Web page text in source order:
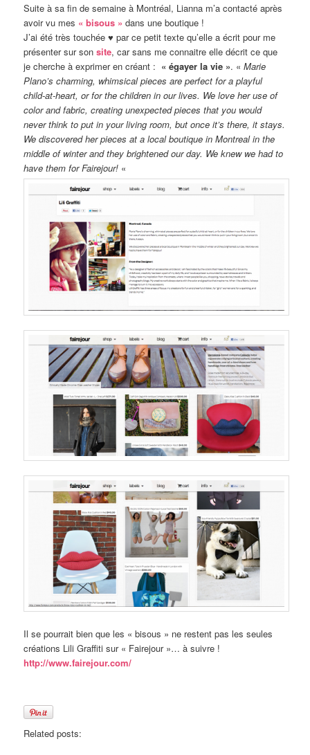
Suite à sa fin de semaine à Montréal, Lianna m’a contacté après
avoir vu mes « bisous » dans une boutique !
J’ai été très touchée ♥ par ce petit texte qu’elle a écrit pour me
présenter sur sonsite, car sans me connaitre elle décrit ce que
je cherche à exprimer en créant : « égayer la vie ». «Marie
Plano’s charming, whimsical pieces are perfect for a playful
child-at-heart, or for the children in our lives. We love her use of
color and fabric, creating unexpected pieces that you would
never think to put in your living room, but once it’s there, it stays.
We discovered her pieces at a local boutique in Montreal in the
middle of winter and they brightened our day. We knew we had to
have them for Fairejour! «
Il se pourrait bien que les « bisous » ne restent pas les seules
créations Lili Graffiti sur « Fairejour »… à suivre !
http://www.fairejour.com/
Related posts: